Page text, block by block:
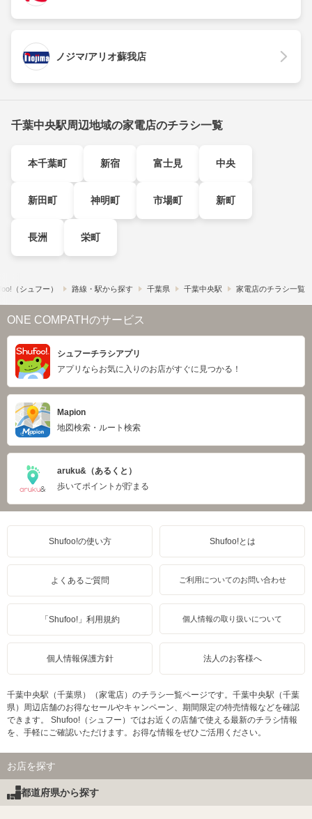
ノジマ/アリオ蘇我店
千葉中央駅周辺地域の家電店のチラシ一覧
本千葉町 新宿 富士見 中央
新田町 神明町 市場町 新町
長洲 栄町
（シュフー） 路線・駅から探す 千葉県 千葉中央駅 家電店のチラシ一覧
ONE COMPATHのサービス
シュフーチラシアプリ
アプリならお気に入りのお店がすぐに見つかる！
Mapion
地図検索・ルート検索
aruku&（あるくと）
歩いてポイントが貯まる
Shufoo!の使い方 Shufoo!とは
よくあるご質問 ご利用についてのお問い合わせ
「Shufoo!」利用規約 個人情報の取り扱いについて
個人情報保護方針 法人のお客様へ
千葉中央駅（千葉県）（家電店）のチラシ一覧ページです。千葉中央駅（千葉
県）周辺店舗のお得なセールやキャンペーン、期間限定の特売情報などを確認
できます。 Shufoo!（シュフー）ではお近くの店舗で使える最新のチラシ情報
を、手軽にご確認いただけます。お得な情報をぜひご活用ください。
お店を探す
都道府県から探す